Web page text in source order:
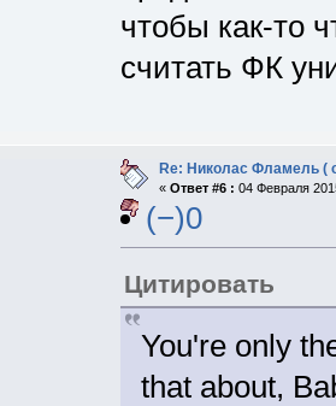
чтобы как-то
считать ФК
Re: Николас Фламель (
« Ответ #6 : 04 Февраля
(−)0
Цитировать
You're only
that about,